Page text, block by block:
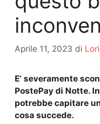
Aprile 11, 2023 di
E’ severamente
PostePay di Notte.
potrebbe capitare
cosa succede.